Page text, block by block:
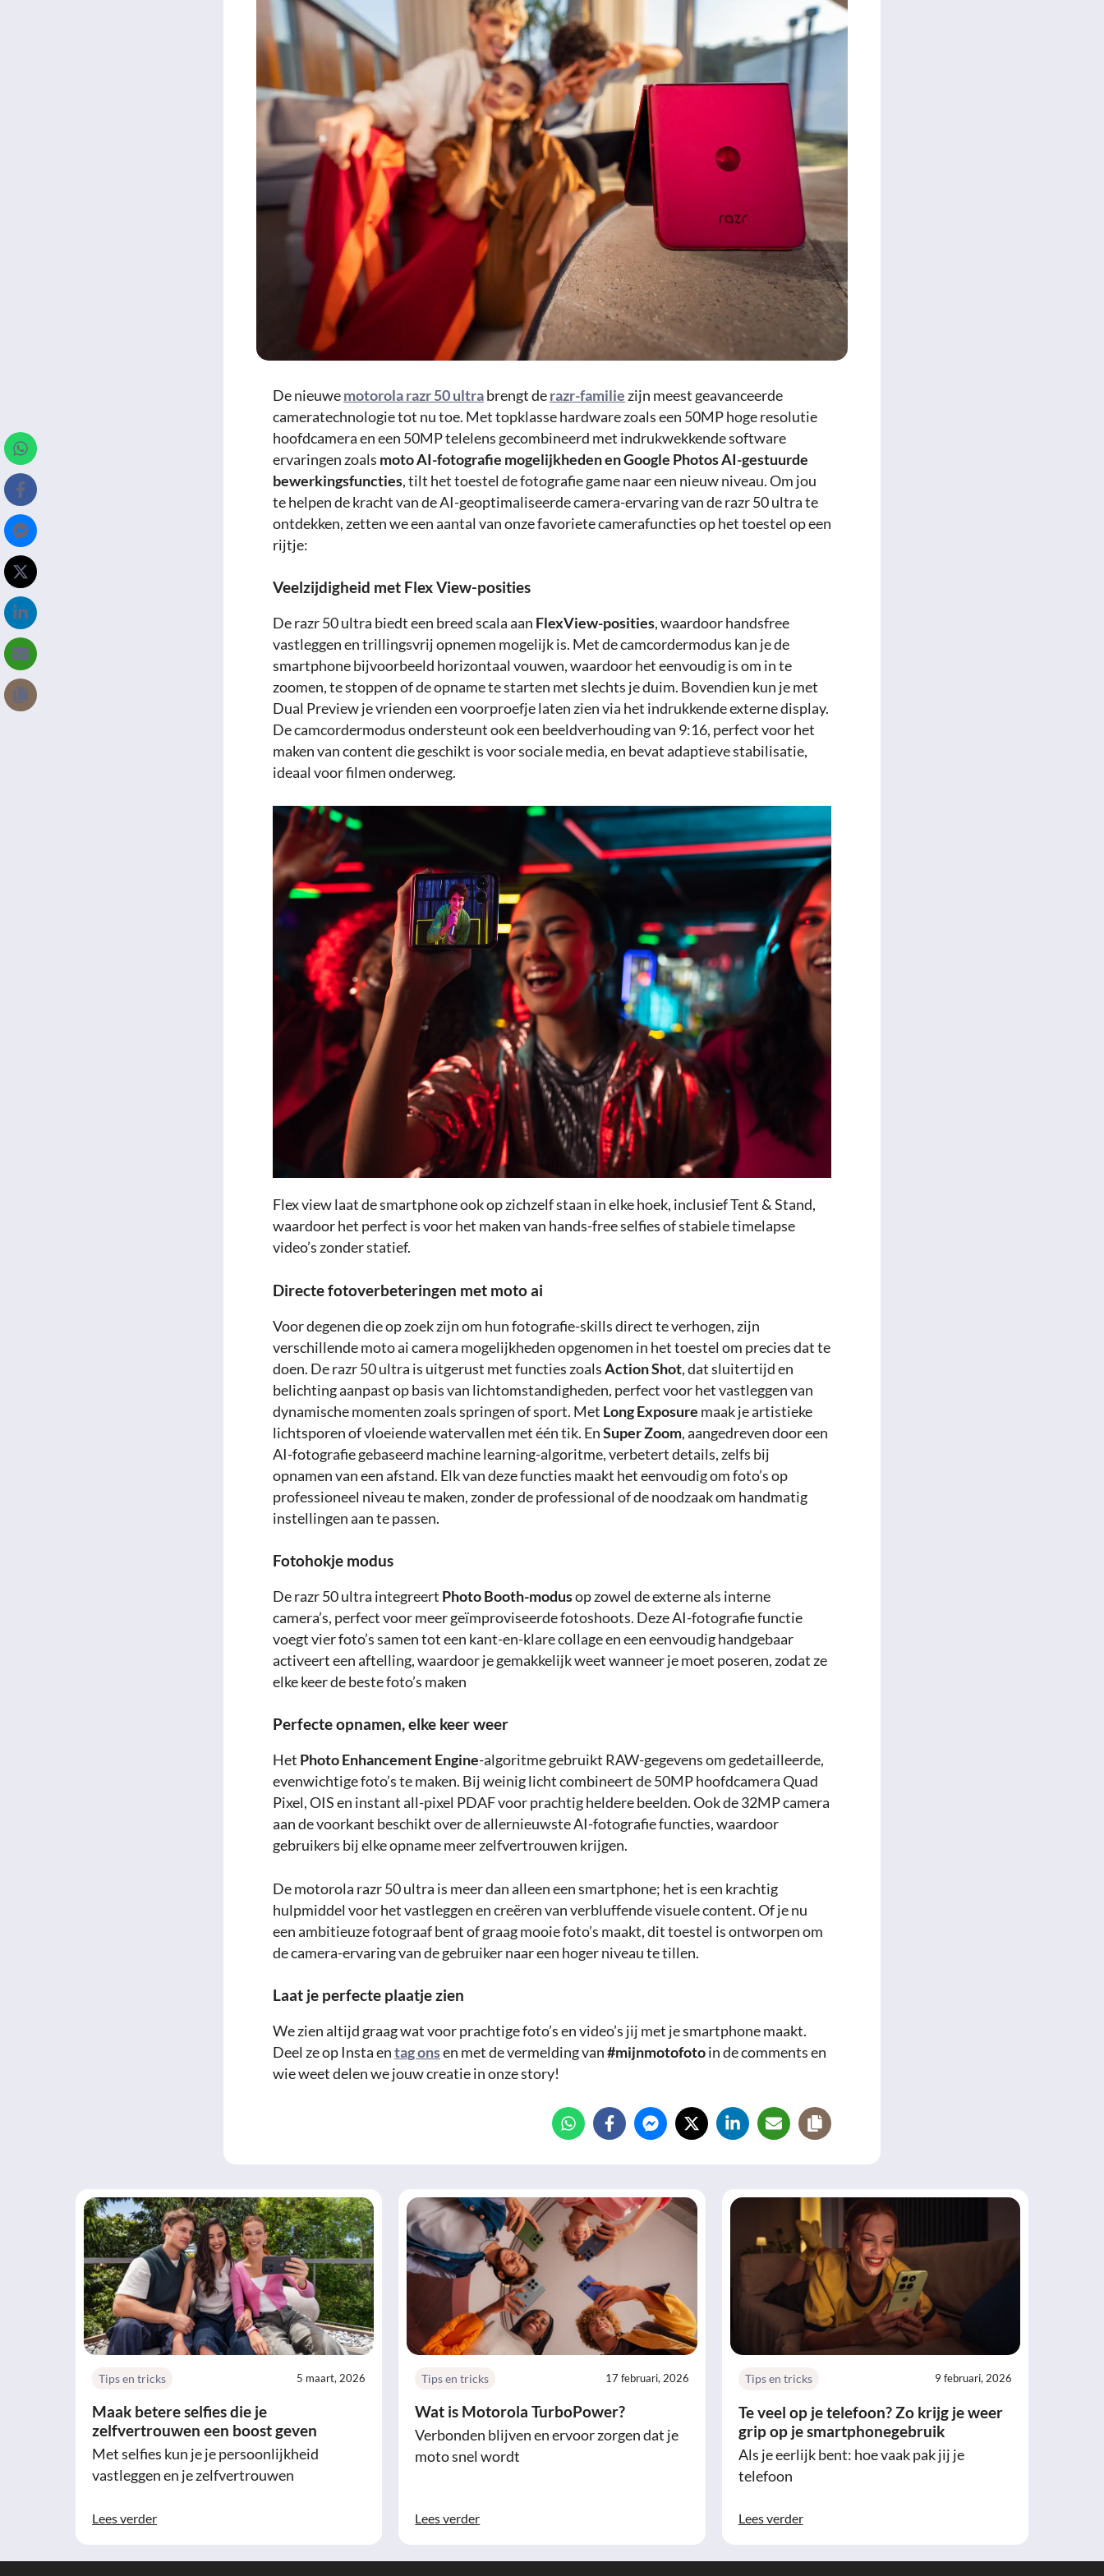
De nieuwemotorola razr 50 ultrabrengt derazr-familie zijn meest geavanceerde
cameratechnologie tot nu toe. Met topklasse hardware zoals een 50MP hoge resolutie
hoofdcamera en een 50MP telelens gecombineerd met indrukwekkende software
ervaringen zoals moto AI-fotografie mogelijkheden en Google Photos AI-gestuurde
bewerkingsfuncties, tilt het toestel de fotografie game naar een nieuw niveau. Om jou
te helpen de kracht van de AI-geoptimaliseerde camera-ervaring van de razr 50 ultra te
ontdekken, zetten we een aantal van onze favoriete camerafuncties op het toestel op een
rijtje:
Veelzijdigheid met Flex View-posities
De razr 50 ultra biedt een breed scala aan FlexView-posities, waardoor handsfree
vastleggen en trillingsvrij opnemen mogelijk is. Met de camcordermodus kan je de
smartphone bijvoorbeeld horizontaal vouwen, waardoor het eenvoudig is om in te
zoomen, te stoppen of de opname te starten met slechts je duim. Bovendien kun je met
Dual Preview je vrienden een voorproefje laten zien via het indrukkende externe display.
De camcordermodus ondersteunt ook een beeldverhouding van 9:16, perfect voor het
maken van content die geschikt is voor sociale media, en bevat adaptieve stabilisatie,
ideaal voor filmen onderweg.
Flex view laat de smartphone ook op zichzelf staan in elke hoek, inclusief Tent & Stand,
waardoor het perfect is voor het maken van hands-free selfies of stabiele timelapse
video’s zonder statief.
Directe fotoverbeteringen met moto ai
Voor degenen die op zoek zijn om hun fotografie-skills direct te verhogen, zijn
verschillende moto ai camera mogelijkheden opgenomen in het toestel om precies dat te
doen. De razr 50 ultra is uitgerust met functies zoalsAction Shot, dat sluitertijd en
belichting aanpast op basis van lichtomstandigheden, perfect voor het vastleggen van
dynamische momenten zoals springen of sport. Met Long Exposure maak je artistieke
lichtsporen of vloeiende watervallen met één tik. EnSuper Zoom, aangedreven door een
AI-fotografie gebaseerd machine learning-algoritme, verbetert details, zelfs bij
opnamen van een afstand. Elk van deze functies maakt het eenvoudig om foto’s op
professioneel niveau te maken, zonder de professional of de noodzaak om handmatig
instellingen aan te passen.
Fotohokje modus
De razr 50 ultra integreert Photo Booth-modusop zowel de externe als interne
camera’s, perfect voor meer geïmproviseerde fotoshoots. Deze AI-fotografie functie
voegt vier foto’s samen tot een kant-en-klare collage en een eenvoudig handgebaar
activeert een aftelling, waardoor je gemakkelijk weet wanneer je moet poseren, zodat ze
elke keer de beste foto’s maken
Perfecte opnamen, elke keer weer
Het Photo Enhancement Engine-algoritme gebruikt RAW-gegevens om gedetailleerde,
evenwichtige foto’s te maken. Bij weinig licht combineert de 50MP hoofdcamera Quad
Pixel, OIS en instant all-pixel PDAF voor prachtig heldere beelden. Ook de 32MP camera
aan de voorkant beschikt over de allernieuwste AI-fotografie functies, waardoor
gebruikers bij elke opname meer zelfvertrouwen krijgen.
De motorola razr 50 ultra is meer dan alleen een smartphone; het is een krachtig
hulpmiddel voor het vastleggen en creëren van verbluffende visuele content. Of je nu
een ambitieuze fotograaf bent of graag mooie foto’s maakt, dit toestel is ontworpen om
de camera-ervaring van de gebruiker naar een hoger niveau te tillen.
Laat je perfecte plaatje zien
We zien altijd graag wat voor prachtige foto’s en video’s jij met je smartphone maakt.
Deel ze op Insta entag onsen met de vermelding van#mijnmotofotoin de comments en
wie weet delen we jouw creatie in onze story!
Tips en tricks 5 maart, 2026
Maak betere selfies die je
zelfvertrouwen een boost geven
Met selfies kun je je persoonlijkheid
vastleggen en je zelfvertrouwen
Lees verder
Tips en tricks 17 februari, 2026
Wat is Motorola TurboPower?
Verbonden blijven en ervoor zorgen dat je
moto snel wordt
Lees verder
Tips en tricks 9 februari, 2026
Te veel op je telefoon? Zo krijg je weer
grip op je smartphonegebruik
Als je eerlijk bent: hoe vaak pak jij je
telefoon
Lees verder